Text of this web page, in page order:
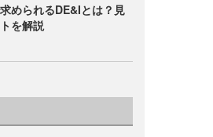
められるDE&Iとは？見
を解説